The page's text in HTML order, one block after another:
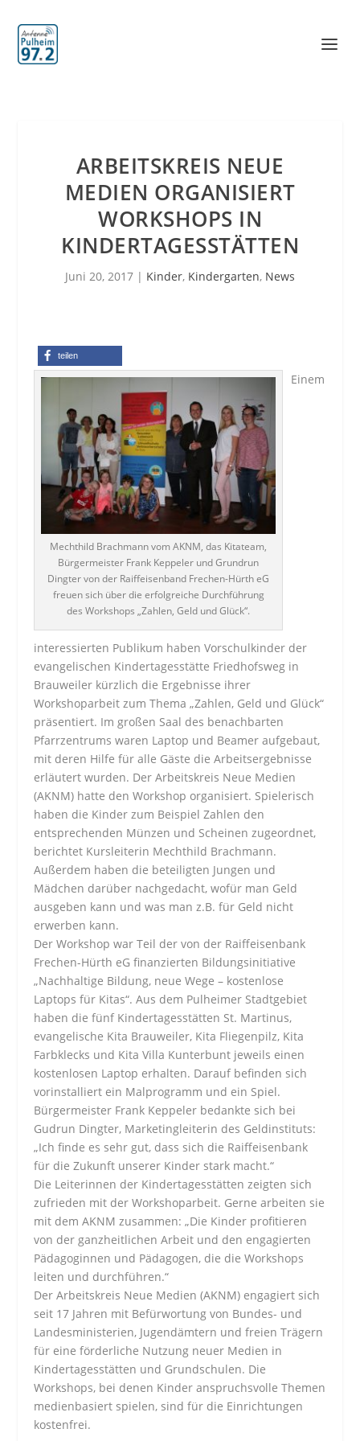
ARBEITSKREIS NEUE
MEDIEN ORGANISIERT
WORKSHOPS IN
KINDERTAGESSTÄTTEN
Juni 20, 2017 | Kinder, Kindergarten, News
teilen
Mechthild Brachmann vom AKNM, das Kitateam,
Bürgermeister Frank Keppeler und Grundrun
Dingter von der Raiffeisenband Frechen-Hürth eG
freuen sich über die erfolgreiche Durchführung
des Workshops „Zahlen, Geld und Glück“.
Einem
interessierten Publikum haben Vorschulkinder der
evangelischen Kindertagesstätte Friedhofsweg in
Brauweiler kürzlich die Ergebnisse ihrer
Workshoparbeit zum Thema „Zahlen, Geld und Glück“
präsentiert. Im großen Saal des benachbarten
Pfarrzentrums waren Laptop und Beamer aufgebaut,
mit deren Hilfe für alle Gäste die Arbeitsergebnisse
erläutert wurden. Der Arbeitskreis Neue Medien
(AKNM) hatte den Workshop organisiert. Spielerisch
haben die Kinder zum Beispiel Zahlen den
entsprechenden Münzen und Scheinen zugeordnet,
berichtet Kursleiterin Mechthild Brachmann.
Außerdem haben die beteiligten Jungen und
Mädchen darüber nachgedacht, wofür man Geld
ausgeben kann und was man z.B. für Geld nicht
erwerben kann.
Der Workshop war Teil der von der Raiffeisenbank
Frechen-Hürth eG finanzierten Bildungsinitiative
„Nachhaltige Bildung, neue Wege – kostenlose
Laptops für Kitas“. Aus dem Pulheimer Stadtgebiet
haben die fünf Kindertagesstätten St. Martinus,
evangelische Kita Brauweiler, Kita Fliegenpilz, Kita
Farbklecks und Kita Villa Kunterbunt jeweils einen
kostenlosen Laptop erhalten. Darauf befinden sich
vorinstalliert ein Malprogramm und ein Spiel.
Bürgermeister Frank Keppeler bedankte sich bei
Gudrun Dingter, Marketingleiterin des Geldinstituts:
„Ich finde es sehr gut, dass sich die Raiffeisenbank
für die Zukunft unserer Kinder stark macht.“
Die Leiterinnen der Kindertagesstätten zeigten sich
zufrieden mit der Workshoparbeit. Gerne arbeiten sie
mit dem AKNM zusammen: „Die Kinder profitieren
von der ganzheitlichen Arbeit und den engagierten
Pädagoginnen und Pädagogen, die die Workshops
leiten und durchführen.“
Der Arbeitskreis Neue Medien (AKNM) engagiert sich
seit 17 Jahren mit Befürwortung von Bundes- und
Landesministerien, Jugendämtern und freien Trägern
für eine förderliche Nutzung neuer Medien in
Kindertagesstätten und Grundschulen. Die
Workshops, bei denen Kinder anspruchsvolle Themen
medienbasiert spielen, sind für die Einrichtungen
kostenfrei.